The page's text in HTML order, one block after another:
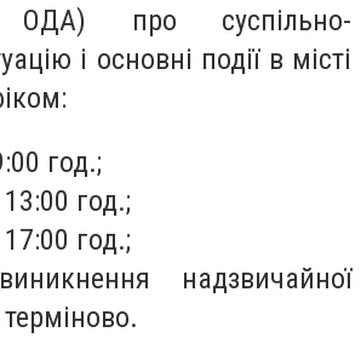
ОДА) про суспільно-
і основні події в місті
год.;
год.;
год.;
надзвичайної
терміново.